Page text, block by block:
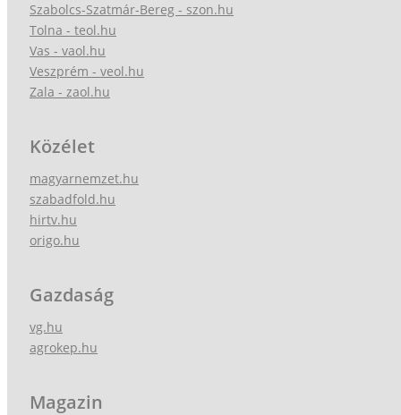
Szabolcs-Szatmár-Bereg - szon.hu
Tolna - teol.hu
Vas - vaol.hu
Veszprém - veol.hu
Zala - zaol.hu
Közélet
magyarnemzet.hu
szabadfold.hu
hirtv.hu
origo.hu
Gazdaság
vg.hu
agrokep.hu
Magazin